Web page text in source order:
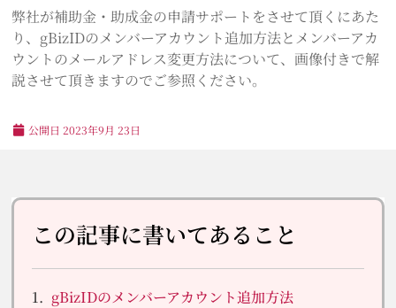
弊社が補助金・助成金の申請サポートをさせて頂くにあた
り、gBizIDのメンバーアカウント追加方法とメンバーアカ
ウントのメールアドレス変更方法について、画像付きで解
説させて頂きますのでご参照ください。
公開日 2023年9月 23日
この記事に書いてあること
gBizIDのメンバーアカウント追加方法